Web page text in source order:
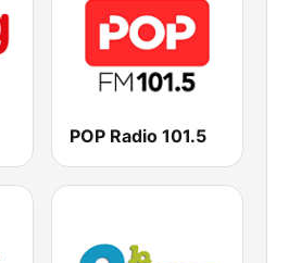
POP Radio 101.5